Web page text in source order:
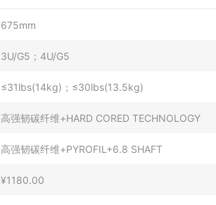
675mm
3U/G5；4U/G5
≤31lbs(14kg)；≤30lbs(13.5kg)
高强韧碳纤维+HARD CORED TECHNOLOGY
高强韧碳纤维+PYROFIL+6.8 SHAFT
¥1180.00